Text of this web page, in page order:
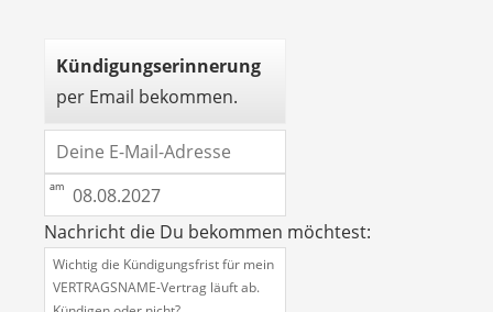
Kündigungserinnerung
per Email bekommen.
Nachricht die Du bekommen möchtest: